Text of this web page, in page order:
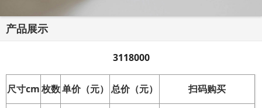
产品展示
3118000
尺寸cm枚数单价（元） 总价（元） 扫码购买